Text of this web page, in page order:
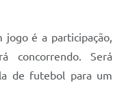
é a participação,
concorrendo. Será
de futebol para um